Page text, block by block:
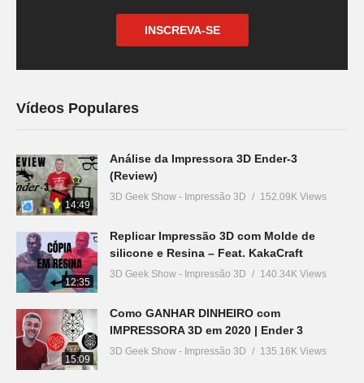
INSCREVA-SE
Vídeos Populares
14:49
Análise da Impressora 3D Ender-3
(Review)
3D Geek Show - Impressão 3D 152.09K Views
12:35
Replicar Impressão 3D com Molde de
silicone e Resina – Feat. KakaCraft
3D Geek Show - Impressão 3D 140.34K Views
15:09
Como GANHAR DINHEIRO com
IMPRESSORA 3D em 2020 | Ender 3
3D Geek Show - Impressão 3D 135.16K Views